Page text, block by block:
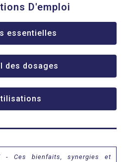
D'emploi
essentielles
des dosages
- Ces bienfaits, synergies et